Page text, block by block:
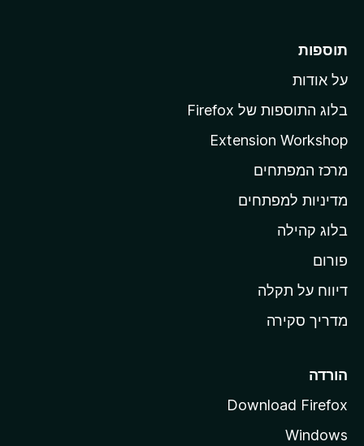
ד
ף
ב
י
ת
ל
M
i
l
תוספות
על אודות
בלוג התוספות של Firefox
Extension Workshop
מרכז המפתחים
מדיניות למפתחים
בלוג קהילה
פורום
דיווח על תקלה
מדריך סקירה
הורדה
Download Firefox
Windows